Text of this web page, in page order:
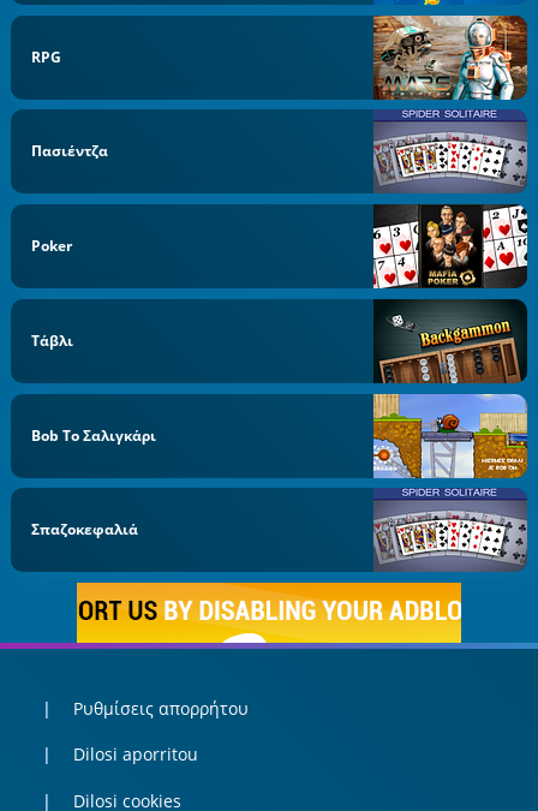
RPG
Πασιέντζα
Poker
Τάβλι
Bob Το Σαλιγκάρι
Σπαζοκεφαλιά
Ρυθμίσεις απορρήτου
Dilosi aporritou
Dilosi cookies